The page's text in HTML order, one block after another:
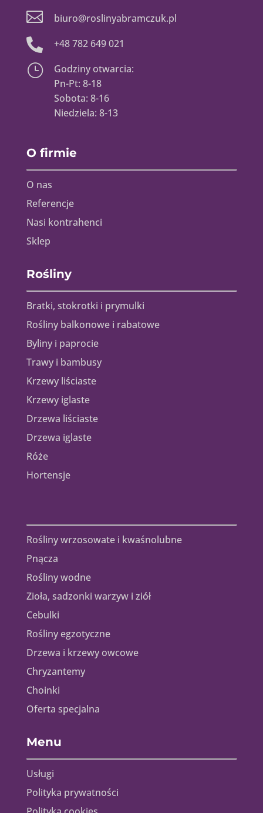
 biuro@roslinyabramczuk.pl
 +48 782 649 021
}
Godziny otwarcia:
Pn-Pt: 8-18
Sobota: 8-16
Niedziela: 8-13
O firmie
O nas
Referencje
Nasi kontrahenci
Sklep
Rośliny
Bratki, stokrotki i prymulki
Rośliny balkonowe i rabatowe
Byliny i paprocie
Trawy i bambusy
Krzewy liściaste
Krzewy iglaste
Drzewa liściaste
Drzewa iglaste
Róże
Hortensje
Rośliny wrzosowate i kwaśnolubne
Pnącza
Rośliny wodne
Zioła, sadzonki warzyw i ziół
Cebulki
Rośliny egzotyczne
Drzewa i krzewy owcowe
Chryzantemy
Choinki
Oferta specjalna
Menu
Usługi
Polityka prywatności